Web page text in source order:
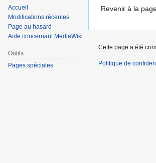
à
à
Revenir à la
Accueil
Modifications récentes
Page au hasard
Aide concernant MediaWiki
Outils
Pages spéciales
Cette page a été
Politique de